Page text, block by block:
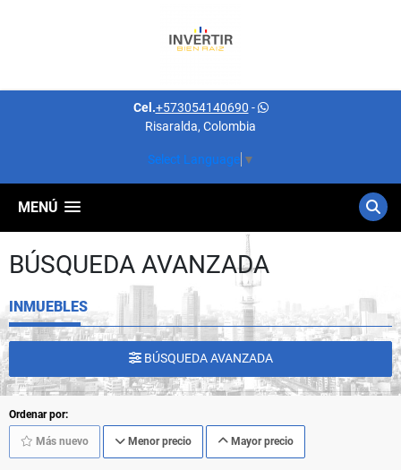
Cel.+573054140690 -
Risaralda, Colombia
Select Language ▼
MENÚ
BÚSQUEDA AVANZADA
INMUEBLES
BÚSQUEDA AVANZADA
Ordenar por:
Más nuevo Menor precio Mayor precio